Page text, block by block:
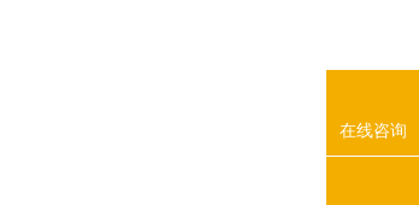
在线咨询